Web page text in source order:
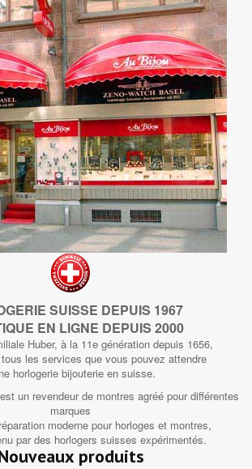
SUISSE DEPUIS 1967
EN LIGNE DEPUIS 2000
Huber, à la 11e génération depuis 1656,
les services que vous pouvez attendre
horlogerie bijouterie en suisse.
un revendeur de montres agréé pour différentes
marques
moderne pour horloges et montres,
par des horlogers suisses expérimentés.
produits